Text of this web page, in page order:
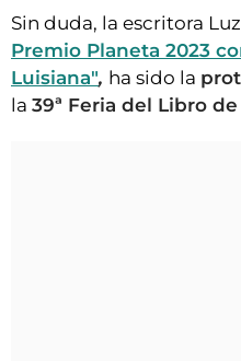
CLUB DEL
Sin duda, la escritora
Premio Planeta 2023
Luisiana", ha sido la
la 39ª Feria del Libro